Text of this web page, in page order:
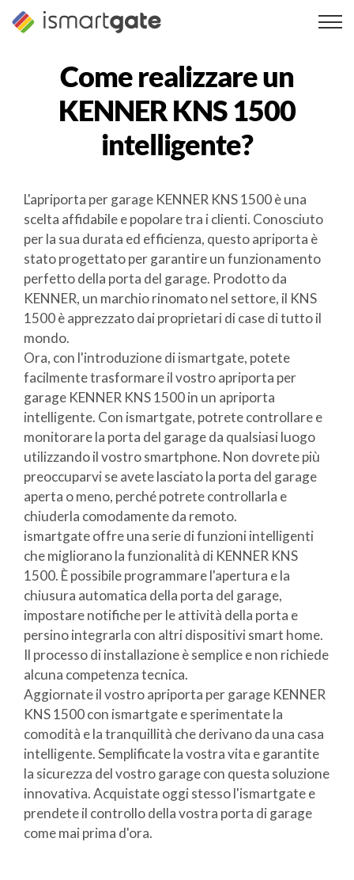
Come realizzare un
KENNER KNS 1500
intelligente?
L'apriporta per garage KENNER KNS 1500 è una
scelta affidabile e popolare tra i clienti. Conosciuto
per la sua durata ed efficienza, questo apriporta è
stato progettato per garantire un funzionamento
perfetto della porta del garage. Prodotto da
KENNER, un marchio rinomato nel settore, il KNS
1500 è apprezzato dai proprietari di case di tutto il
mondo.
Ora, con l'introduzione di ismartgate, potete
facilmente trasformare il vostro apriporta per
garage KENNER KNS 1500 in un apriporta
intelligente. Con ismartgate, potrete controllare e
monitorare la porta del garage da qualsiasi luogo
utilizzando il vostro smartphone. Non dovrete più
preoccuparvi se avete lasciato la porta del garage
aperta o meno, perché potrete controllarla e
chiuderla comodamente da remoto.
ismartgate offre una serie di funzioni intelligenti
che migliorano la funzionalità di KENNER KNS
1500. È possibile programmare l'apertura e la
chiusura automatica della porta del garage,
impostare notifiche per le attività della porta e
persino integrarla con altri dispositivi smart home.
Il processo di installazione è semplice e non richiede
alcuna competenza tecnica.
Aggiornate il vostro apriporta per garage KENNER
KNS 1500 con ismartgate e sperimentate la
comodità e la tranquillità che derivano da una casa
intelligente. Semplificate la vostra vita e garantite
la sicurezza del vostro garage con questa soluzione
innovativa. Acquistate oggi stesso l'ismartgate e
prendete il controllo della vostra porta di garage
come mai prima d'ora.